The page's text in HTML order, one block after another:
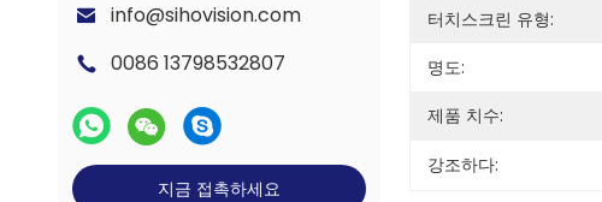
info@sihovision.com
0086 13798532807
지금 접촉하세요
터치스크린 유형:
명도:
제품 치수:
강조하다: